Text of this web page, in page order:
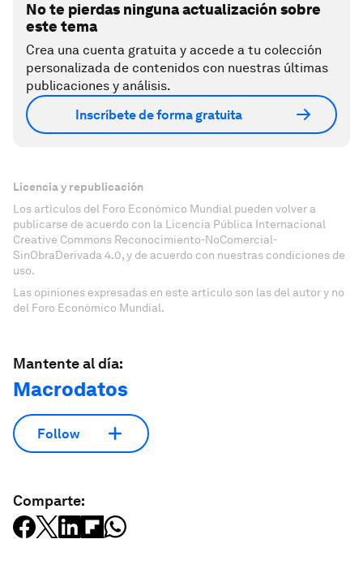
No te pierdas ninguna actualización sobre
este tema
Crea una cuenta gratuita y accede a tu colección
personalizada de contenidos con nuestras últimas
publicaciones y análisis.
Inscríbete de forma gratuita
Licencia y republicación
Los artículos del Foro Económico Mundial pueden volver a
publicarse de acuerdo con la Licencia Pública Internacional
Creative Commons Reconocimiento-NoComercial-
SinObraDerivada 4.0, y de acuerdo con nuestras condiciones de
uso.
Las opiniones expresadas en este artículo son las del autor y no
del Foro Económico Mundial.
Mantente al día:
Macrodatos
Follow
Comparte: